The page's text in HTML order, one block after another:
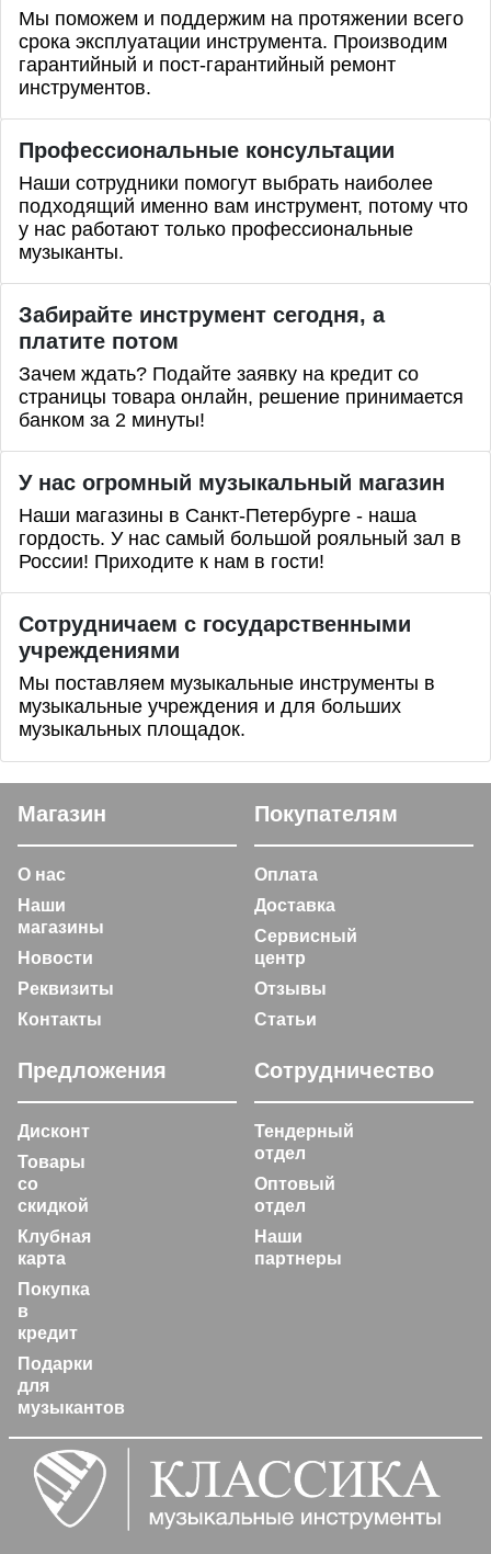
Мы поможем и поддержим на протяжении всего
срока эксплуатации инструмента. Производим
гарантийный и пост-гарантийный ремонт
инструментов.
Профессиональные консультации
Наши сотрудники помогут выбрать наиболее
подходящий именно вам инструмент, потому что
у нас работают только профессиональные
музыканты.
Забирайте инструмент сегодня, а
платите потом
Зачем ждать? Подайте заявку на кредит со
страницы товара онлайн, решение принимается
банком за 2 минуты!
У нас огромный музыкальный магазин
Наши магазины в Санкт-Петербурге - наша
гордость. У нас самый большой рояльный зал в
России! Приходите к нам в гости!
Сотрудничаем с государственными
учреждениями
Мы поставляем музыкальные инструменты в
музыкальные учреждения и для больших
музыкальных площадок.
Магазин
О нас
Наши
магазины
Новости
Реквизиты
Контакты
Покупателям
Оплата
Доставка
Сервисный
центр
Отзывы
Статьи
Предложения
Дисконт
Товары
со
скидкой
Клубная
карта
Покупка
в
кредит
Подарки
для
музыкантов
Сотрудничество
Тендерный
отдел
Оптовый
отдел
Наши
партнеры